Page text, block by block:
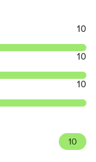
10
10
10
10